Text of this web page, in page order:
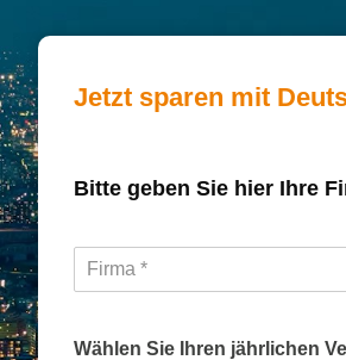
Jetzt sparen mit
Bitte geben Sie hier Ihre
Wählen Sie Ihren jährlichen